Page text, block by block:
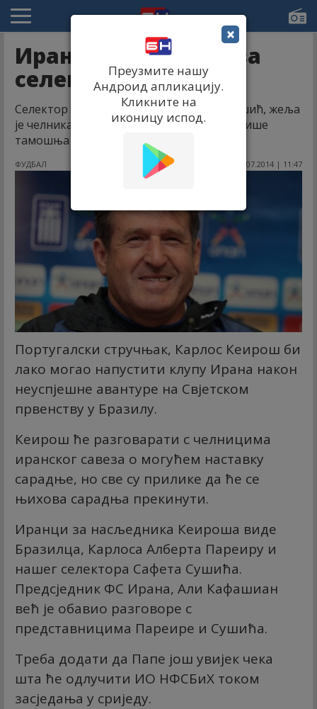
Иран хоће Сушића за
селектора
Селектор репрезентације БиХ, Сафет Сушић, жеља
је челника иранског фудбалског савеза, пише
тамошња агенција Фарс Неwс.
ФУДБАЛ 07.07.2014 | 11:47
Португалски стручњак, Карлос Кеирош би
лако могао напустити клупу Ирана након
неуспјешне авантуре на Свјетском
првенству у Бразилу.
Кеирош ће разговарати с челницима
иранског савеза о могућем наставку
сарадње, но све су прилике да ће се
њихова сарадња прекинути.
Иранци за насљедника Кеироша виде
Бразилца, Карлоса Алберта Пареиру и
нашег селектора Сафета Сушића.
Предсједник ФС Ирана, Али Кафашиан
већ је обавио разговоре с
представницима Пареире и Сушића.
Треба додати да Папе још увијек чека
шта ће одлучити ИО НФСБиХ током
засједања у сриједу.
×
Преузмите нашу
Андроид апликацију.
Кликните на
иконицу испод.